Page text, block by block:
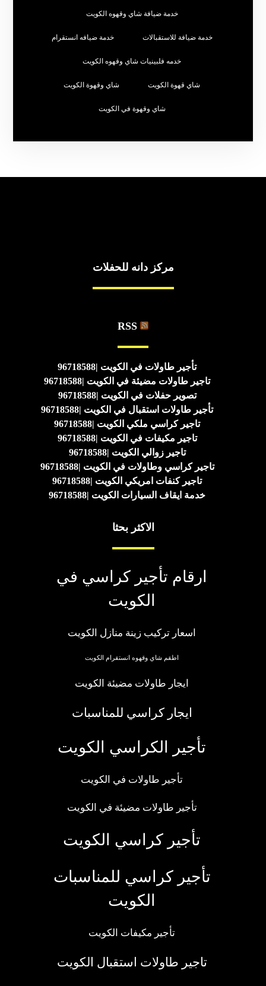
خدمة ضيافة شاي وقهوه الكويت
خدمة ضيافة للاستقبالات خدمة ضيافه انستقرام
خدمه فلبينيات شاي وقهوه الكويت
شاي قهوة الكويت شاي وقهوة الكويت
شاي وقهوة في الكويت
مركز دانه للحفلات
RSS
تأجير طاولات في الكويت |96718588
تاجير طاولات مضيئة في الكويت |96718588
تصوير حفلات في الكويت |96718588
تأجير طاولات استقبال في الكويت |96718588
تاجير كراسي ملكي الكويت |96718588
تاجير مكيفات في الكويت |96718588
تاجير زوالي الكويت |96718588
تاجير كراسي وطاولات في الكويت |96718588
تاجير كنفات امريكي الكويت |96718588
خدمة ايقاف السيارات الكويت |96718588
الاكثر بحثا
ارقام تأجير كراسي في
الكويت
اسعار تركيب زينة منازل الكويت
اطقم شاي وقهوه انستقرام الكويت
ايجار طاولات مضيئة الكويت
ايجار كراسي للمناسبات
تأجير الكراسي الكويت
تأجير طاولات في الكويت
تأجير طاولات مضيئة في الكويت
تأجير كراسي الكويت
تأجير كراسي للمناسبات
الكويت
تأجير مكيفات الكويت
تاجير طاولات استقبال الكويت